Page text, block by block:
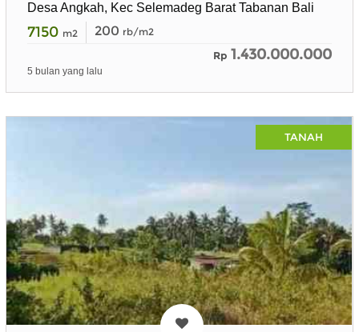
Desa Angkah, Kec Selemadeg Barat Tabanan Bali
7150 m2 200 rb/m2
Rp 1.430.000.000
5 bulan yang lalu
TANAH